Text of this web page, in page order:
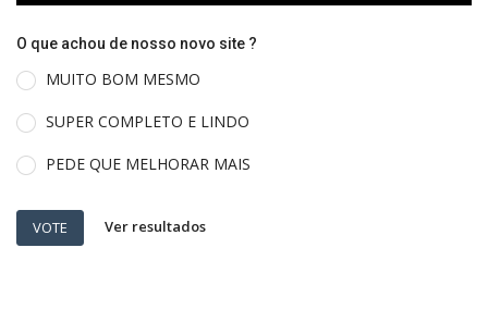
O que achou de nosso novo site ?
MUITO BOM MESMO
SUPER COMPLETO E LINDO
PEDE QUE MELHORAR MAIS
VOTE Ver resultados